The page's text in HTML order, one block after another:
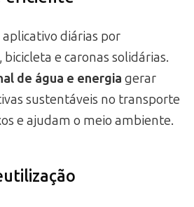
diárias por
e caronas solidárias.
de água e energia gerar
sustentáveis no transporte
e ajudam o meio ambiente.